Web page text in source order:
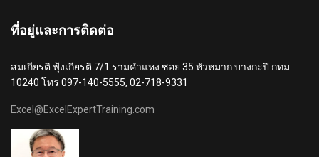
ที่อยู่และการติดต่อ
สมเกียรติ ฟุ้งเกียรติ 7/1 รามคำแหง ซอย 35 หัวหมาก บางกะปิ กทม
10240 โทร 097-140-5555, 02-718-9331
Excel@ExcelExpertTraining.com